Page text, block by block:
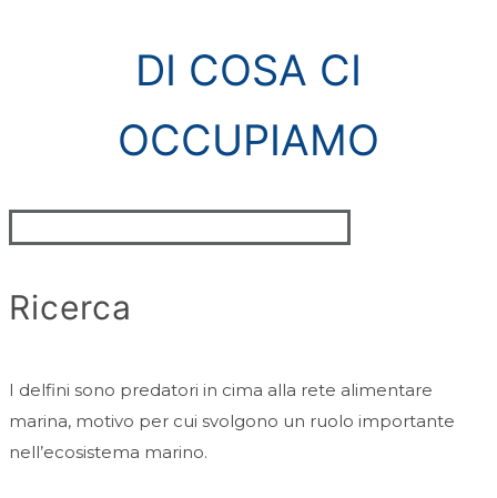
DI COSA CI
OCCUPIAMO
Ricerca
I delfini sono predatori in cima alla rete alimentare
marina, motivo per cui svolgono un ruolo importante
nell’ecosistema marino.